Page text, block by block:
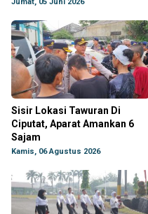
Sisir Lokasi Tawuran Di
Ciputat, Aparat Amankan 6
Sajam
Kamis, 06 Agustus 2026